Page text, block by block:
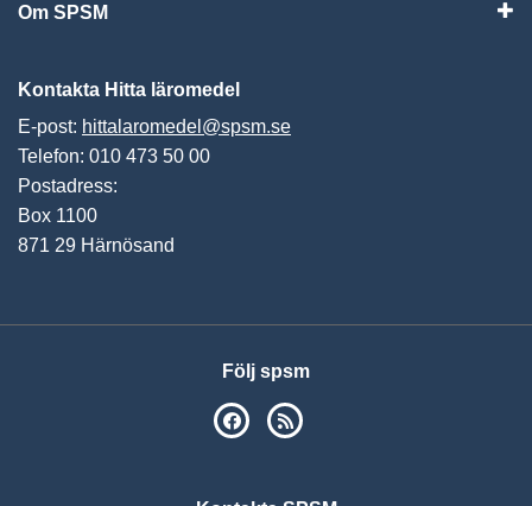
Om SPSM
Kontakta Hitta läromedel
E-post: hittalaromedel@spsm.se
Telefon: 010 473 50 00
Postadress:
Box 1100
871 29 Härnösand
Följ spsm
SPSM på Facebook